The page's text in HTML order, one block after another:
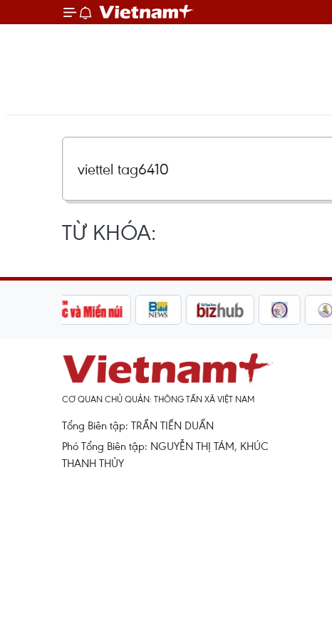
TỪ KHÓA:
CƠ QUAN CHỦ QUẢN: THÔNG TẤN XÃ VIỆT NAM
Tổng Biên tập: TRẦN TIẾN DUẨN
Phó Tổng Biên tập: NGUYỄN THỊ TÁM, KHÚC
THANH THỦY